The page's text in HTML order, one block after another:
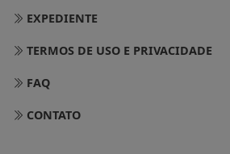
EXPEDIENTE
TERMOS DE USO E PRIVACIDADE
FAQ
CONTATO